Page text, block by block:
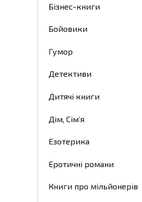
Бізнес-книги
Бойовики
Гумор
Детективи
Дитячі книги
Дім, Сім’я
Езотерика
Еротичні романи
Книги про мільйонерів